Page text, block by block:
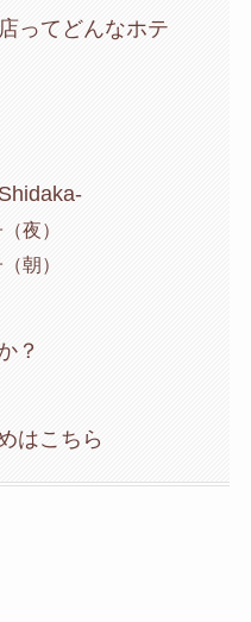
ってどんなホテ
夜）
朝）
？
はこちら